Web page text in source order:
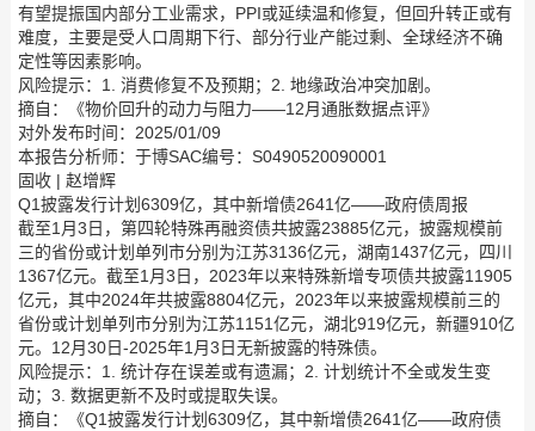
有望提振国内部分工业需求，PPI或延续温和修复，但回升转正或有
难度，主要是受人口周期下行、部分行业产能过剩、全球经济不确
定性等因素影响。
风险提示：1. 消费修复不及预期；2. 地缘政治冲突加剧。
摘自：《物价回升的动力与阻力——12月通胀数据点评》
对外发布时间：2025/01/09
本报告分析师：于博SAC编号：S0490520090001
固收 | 赵增辉
Q1披露发行计划6309亿，其中新增债2641亿——政府债周报
截至1月3日，第四轮特殊再融资债共披露23885亿元，披露规模前
三的省份或计划单列市分别为江苏3136亿元，湖南1437亿元，四川
1367亿元。截至1月3日，2023年以来特殊新增专项债共披露11905
亿元，其中2024年共披露8804亿元，2023年以来披露规模前三的
省份或计划单列市分别为江苏1151亿元，湖北919亿元，新疆910亿
元。12月30日-2025年1月3日无新披露的特殊债。
风险提示：1. 统计存在误差或有遗漏；2. 计划统计不全或发生变
动；3. 数据更新不及时或提取失误。
摘自：《Q1披露发行计划6309亿，其中新增债2641亿——政府债